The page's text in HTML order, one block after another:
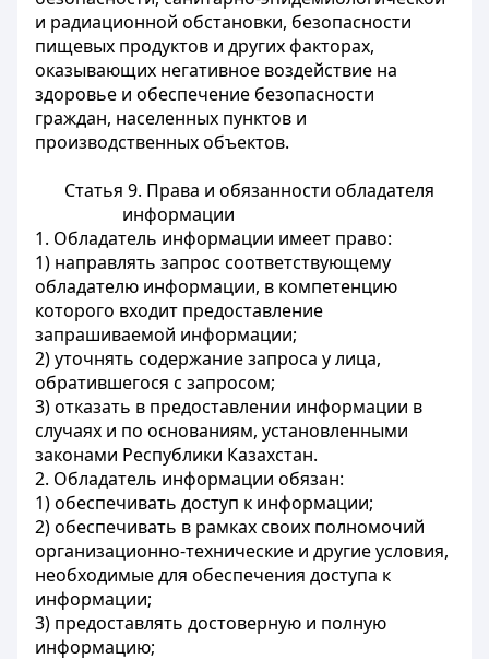
и радиационной обстановки, безопасности
пищевых продуктов и других факторах,
оказывающих негативное воздействие на
здоровье и обеспечение безопасности
граждан, населенных пунктов и
производственных объектов.
Статья 9. Права и обязанности обладателя
информации
1. Обладатель информации имеет право:
1) направлять запрос соответствующему
обладателю информации, в компетенцию
которого входит предоставление
запрашиваемой информации;
2) уточнять содержание запроса у лица,
обратившегося с запросом;
3) отказать в предоставлении информации в
случаях и по основаниям, установленными
законами Республики Казахстан.
2. Обладатель информации обязан:
1) обеспечивать доступ к информации;
2) обеспечивать в рамках своих полномочий
организационно-технические и другие условия,
необходимые для обеспечения доступа к
информации;
3) предоставлять достоверную и полную
информацию;